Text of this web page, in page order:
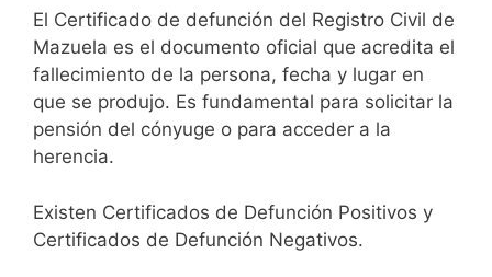
El Certificado de defunción del Registro Civil de
Mazuela es el documento oficial que acredita el
fallecimiento de la persona, fecha y lugar en
que se produjo. Es fundamental para solicitar la
pensión del cónyuge o para acceder a la
herencia.
Existen Certificados de Defunción Positivos y
Certificados de Defunción Negativos.